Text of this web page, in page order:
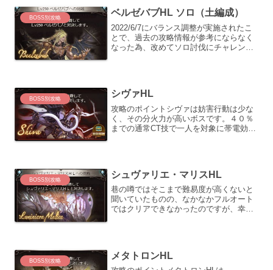
BOSS別攻略 ベルゼバブHL ソロ（土編成）
2022/6/7にバランス調整が実施されたこ
とで、過去の攻略情報が参考にならなく
なった為、改めてソロ討伐にチャレンジ
BOSS別攻略 シヴァHL
攻略のポイントシヴァは妨害行動は少な
く、その分火力が高いボスです。４０％
までの通常CT技で一人を対象に帯電効果
BOSS別攻略 シュヴァリエ・マリスHL
巷の噂ではそこまで難易度が高くないと
聞いていたものの、なかなかフルオート
ではクリアできなかったのですが、幸運
BOSS別攻略 メタトロンHL